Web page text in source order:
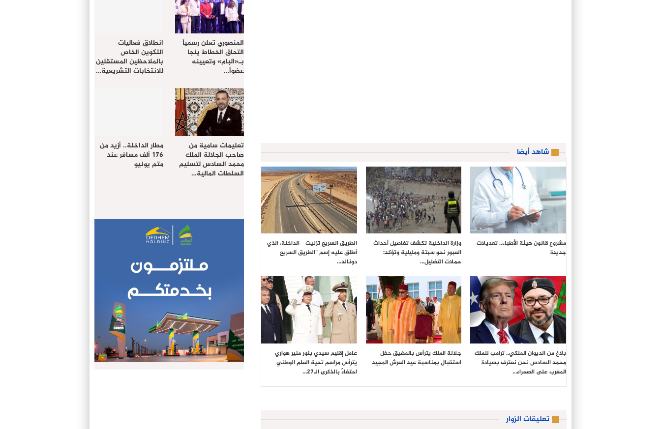
شاهد أيضا
مشروع قانون هيئة الأطباء.. تعديلات
جديدة
وزارة الداخلية تكشف تفاصيل أحداث
العبور نحو سبتة ومليلية وتؤكد:
حملات التضليل…
الطريق السريع تزنيت – الداخلة، الذي
أطلق عليه إسم “الطريق السريع
دونالد…
بلاغ من الديوان الملكي.. ترامب للملك
محمد السادس نحن نعترف بسيادة
المغرب على الصحراء…
جلالة الملك يترأس بالمضيق حفل
استقبال بمناسبة عيد العرش المجيد
عامل إقليم سيدي بنور منير هواري
يترأس مراسم تحية العلم الوطني
احتفاءً بالذكرى الـ27…
تعليقات الزوار
المنصوري تعلن رسمياً
التحاق الخطاط ينجا
بـ«البام» وتعيينه
عضواً…
انطلاق فعاليات
التكوين الخاص
بالملاحظين المستقلين
للانتخابات التشريعية…
تعليمات سامية من
صاحب الجلالة الملك
محمد السادس لتسليم
السلطات المالية…
مطار الداخلة.. أزيد من
176 ألف مسافر عند
متم يونيو